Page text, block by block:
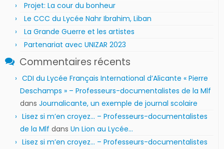
Projet: La cour du bonheur
Le CCC du Lycée Nahr Ibrahim, Liban
La Grande Guerre et les artistes
Partenariat avec UNIZAR 2023
Commentaires récents
CDI du Lycée Français International d’Alicante « Pierre
Deschamps » – Professeurs-documentalistes de la Mlf
dans Journalicante, un exemple de journal scolaire
Lisez si m’en croyez… – Professeurs-documentalistes
de la Mlf dans Un Lion au Lycée…
Lisez si m’en croyez… – Professeurs-documentalistes